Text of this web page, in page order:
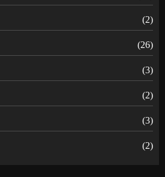
(2)
(26)
(3)
(2)
(3)
(2)